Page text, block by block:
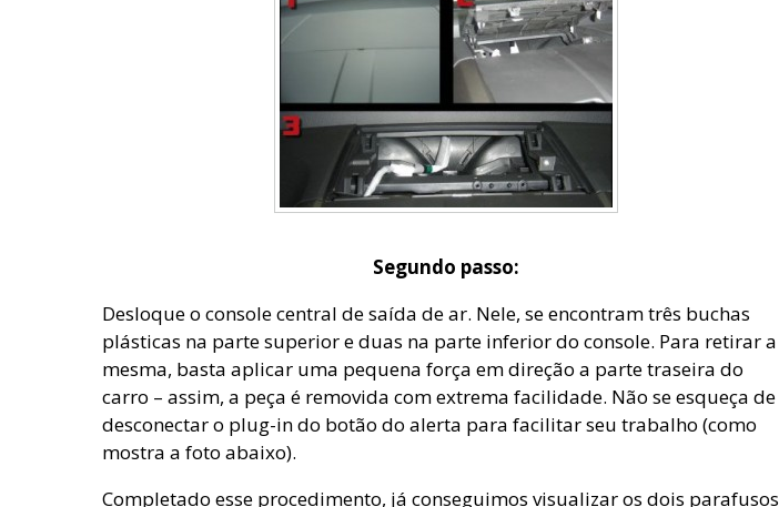
Segundo passo:
Desloque o console central de saída de ar. Nele, se encontram três buchas
plásticas na parte superior e duas na parte inferior do console. Para retirar a
mesma, basta aplicar uma pequena força em direção a parte traseira do
carro – assim, a peça é removida com extrema facilidade. Não se esqueça de
desconectar o plug-in do botão do alerta para facilitar seu trabalho (como
mostra a foto abaixo).
Completado esse procedimento, já conseguimos visualizar os dois parafusos